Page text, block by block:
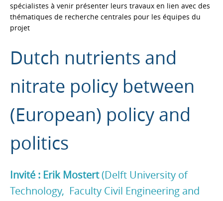
spécialistes à venir présenter leurs travaux en lien avec des
thématiques de recherche centrales pour les équipes du
projet
Dutch nutrients and
nitrate policy between
(European) policy and
politics
Invité : Erik Mostert(Delft University of
Technology, Faculty Civil Engineering and